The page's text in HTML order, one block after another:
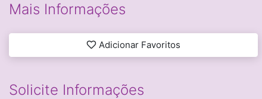
Mais Informações
Adicionar Favoritos
Solicite Informações